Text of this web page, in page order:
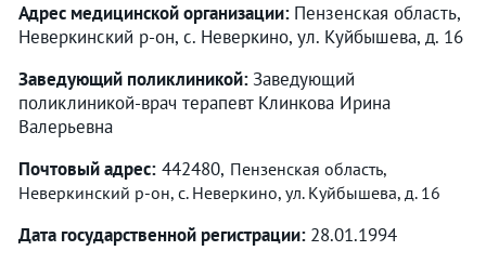
Адрес медицинской организации: Пензенская область,
Неверкинский р-он, с. Неверкино, ул. Куйбышева, д. 16
Заведующий поликлиникой: Заведующий
поликлиникой-врач терапевт Клинкова Ирина
Валерьевна
Почтовый адрес: 442480, Пензенская область,
Неверкинский р-он, с. Неверкино, ул. Куйбышева, д. 16
Дата государственной регистрации: 28.01.1994